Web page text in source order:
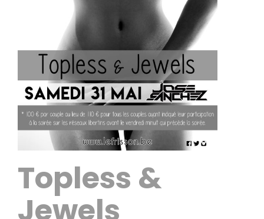
Topless &
Jewels